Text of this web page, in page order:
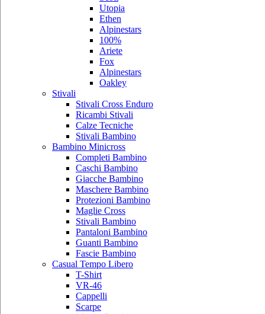
Utopia
Ethen
Alpinestars
100%
Ariete
Fox
Alpinestars
Oakley
Stivali
Stivali Cross Enduro
Ricambi Stivali
Calze Tecniche
Stivali Bambino
Bambino Minicross
Completi Bambino
Caschi Bambino
Giacche Bambino
Maschere Bambino
Protezioni Bambino
Maglie Cross
Stivali Bambino
Pantaloni Bambino
Guanti Bambino
Fascie Bambino
Casual Tempo Libero
T-Shirt
VR-46
Cappelli
Scarpe